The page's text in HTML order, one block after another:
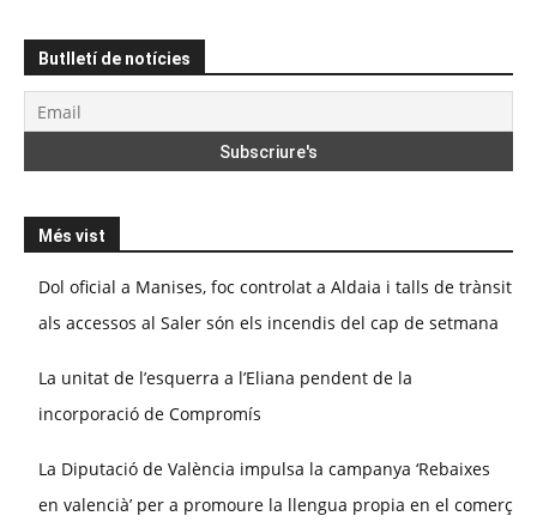
Butlletí de notícies
Més vist
Dol oficial a Manises, foc controlat a Aldaia i talls de trànsit
als accessos al Saler són els incendis del cap de setmana
La unitat de l’esquerra a l’Eliana pendent de la
incorporació de Compromís
La Diputació de València impulsa la campanya ‘Rebaixes
en valencià’ per a promoure la llengua propia en el comerç